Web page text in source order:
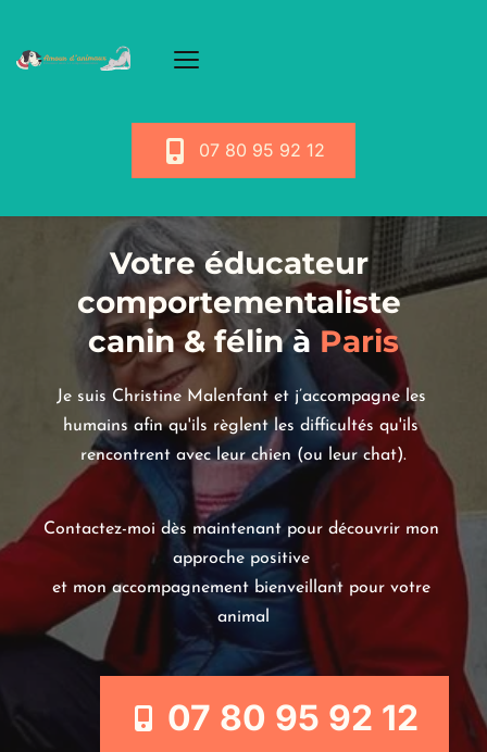
07 80 95 92 12
Votre éducateur
comportementaliste
canin & félin à Paris
Je suis Christine Malenfant et j’accompagne les
humains afin qu'ils règlent les difficultés qu'ils
rencontrent avec leur chien (ou leur chat).
Contactez-moi dès maintenant pour découvrir mon
approche positive
et mon accompagnement bienveillant pour votre
animal
07 80 95 92 12